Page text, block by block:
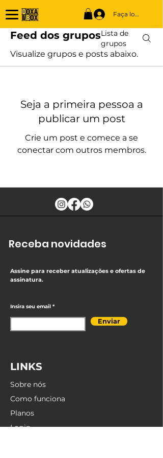
Faça login
Feed dos gruposLista de
grupos
Visualize grupos e posts abaixo.
Seja a primeira pessoa a
publicar um post
Crie um post e comece a se
conectar com outros membros.
Receba novidades
Assine para receber atualizações e ofertas de
assinatura.
Insira seu email
Enviar
LINKS
Sobre nós
Como funciona
Planos
Login